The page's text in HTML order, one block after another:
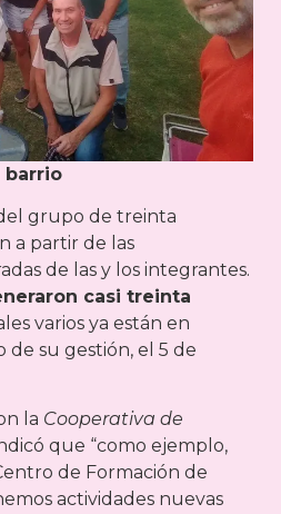
barrio
grupo de treinta
a partir de las
de las y los integrantes.
casi treinta
varios ya están en
de su gestión, el 5 de
la Cooperativa de
que “como ejemplo,
de Formación de
actividades nuevas